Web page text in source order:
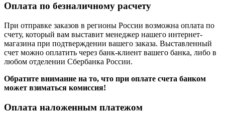
Оплата по безналичному расчету
При отправке заказов в регионы России возможна оплата по
счету, который вам выставит менеджер нашего интернет-
магазина при подтверждении вашего заказа. Выставленный
счет можно оплатить через банк-клиент вашего банка, либо в
любом отделении Сбербанка России.
Обратите внимание на то, что при оплате счета банком
может взиматься комиссия!
Оплата наложенным платежом